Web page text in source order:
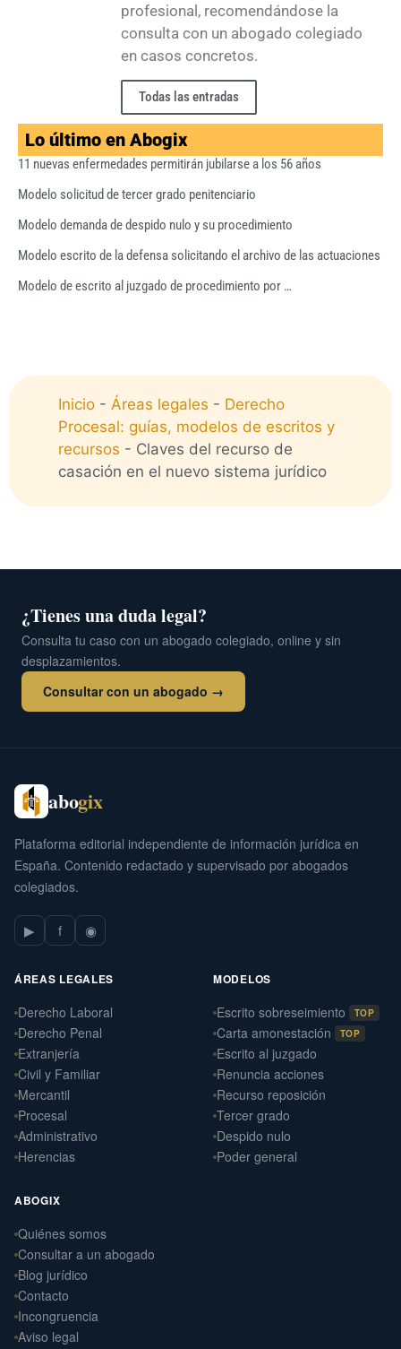
profesional, recomendándose la
consulta con un abogado colegiado
en casos concretos.
Todas las entradas
Lo último en Abogix
11 nuevas enfermedades permitirán jubilarse a los 56 años
Modelo solicitud de tercer grado penitenciario
Modelo demanda de despido nulo y su procedimiento
Modelo escrito de la defensa solicitando el archivo de las actuaciones
Modelo de escrito al juzgado de procedimiento por …
Inicio - Áreas legales - Derecho
Procesal: guías, modelos de escritos y
recursos - Claves del recurso de
casación en el nuevo sistema jurídico
¿Tienes una duda legal?
Consulta tu caso con un abogado colegiado, online y sin
desplazamientos.
Consultar con un abogado →
abogix
Plataforma editorial independiente de información jurídica en
España. Contenido redactado y supervisado por abogados
colegiados.
▶ f ◉
ÁREAS LEGALES
Derecho Laboral
Derecho Penal
Extranjería
Civil y Familiar
Mercantil
Procesal
Administrativo
Herencias
MODELOS
Escrito sobreseimiento TOP
Carta amonestación TOP
Escrito al juzgado
Renuncia acciones
Recurso reposición
Tercer grado
Despido nulo
Poder general
ABOGIX
Quiénes somos
Consultar a un abogado
Blog jurídico
Contacto
Incongruencia
Aviso legal
Daniel Ramos Illanes
Derecho Laboral
📍 Sevilla
Laterna Abogados
📍 Santiago de Compostela